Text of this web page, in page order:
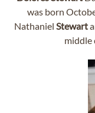
was born
Nathaniel Stewart
middle